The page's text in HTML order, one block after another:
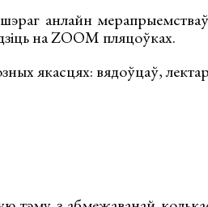
анлайн
на ZOOM пляцоўках.
якасцях: вядоўцаў,